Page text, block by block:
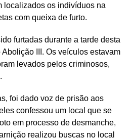
localizados os indivíduos na
com queixa de furto.
furtadas durante a tarde desta
III. Os veículos estavam
levados pelos criminosos,
foi dado voz de prisão aos
confessou um local que se
em processo de desmanche,
realizou buscas no local